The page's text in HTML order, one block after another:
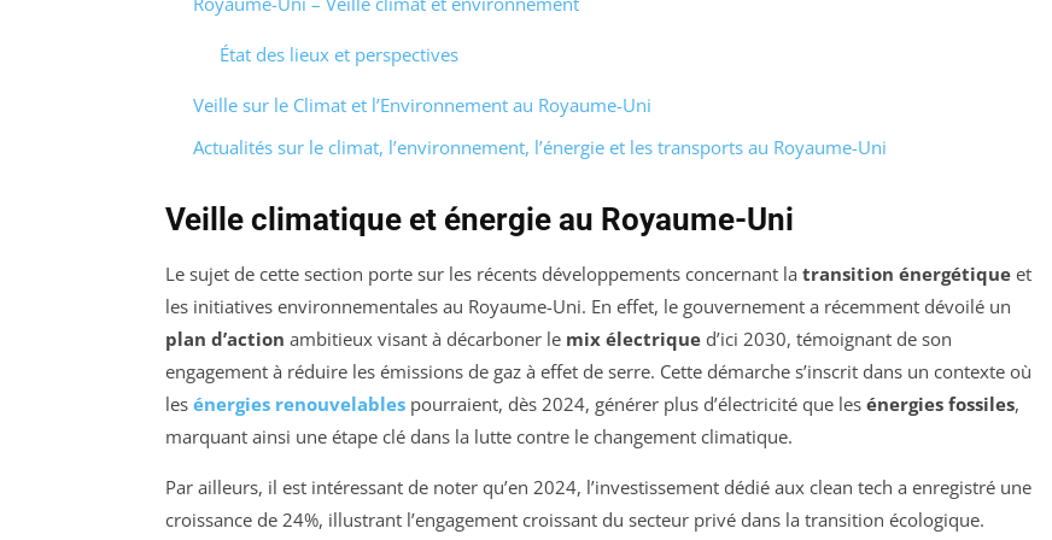
État des lieux et perspectives
Veille sur le Climat et l’Environnement au Royaume-Uni
Actualités sur le climat, l’environnement, l’énergie et les transports au Royaume-Uni
Veille climatique et énergie au Royaume-Uni
Le sujet de cette section porte sur les récents développements concernant la transition énergétique et
les initiatives environnementales au Royaume-Uni. En effet, le gouvernement a récemment dévoilé un
plan d’action ambitieux visant à décarboner le mix électrique d’ici 2030, témoignant de son
engagement à réduire les émissions de gaz à effet de serre. Cette démarche s’inscrit dans un contexte où
les énergies renouvelables pourraient, dès 2024, générer plus d’électricité que les énergies fossiles,
marquant ainsi une étape clé dans la lutte contre le changement climatique.
Par ailleurs, il est intéressant de noter qu’en 2024, l’investissement dédié aux clean tech a enregistré une
croissance de 24%, illustrant l’engagement croissant du secteur privé dans la transition écologique.